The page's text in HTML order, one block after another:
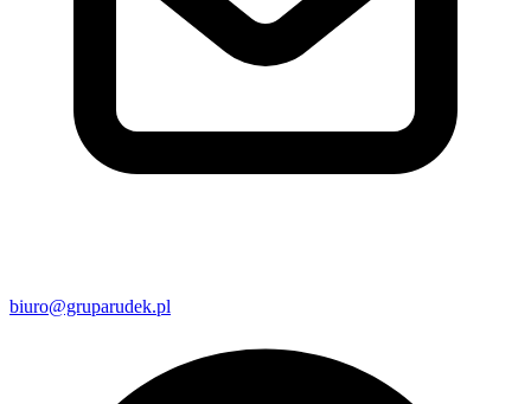
biuro@gruparudek.pl